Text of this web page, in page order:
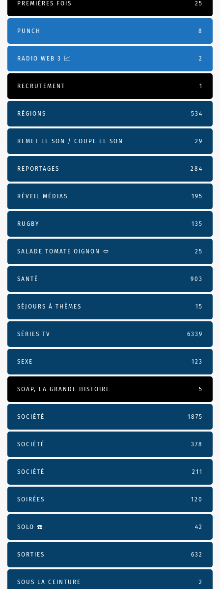
PREMIÈRES FOIS 25
PUNCH 8
RADIO WEB 3 📈 2
RECRUTEMENT 1
RÉGIONS 534
REMET LE SON / COUPE LE SON 29
REPORTAGES 284
RÉVEIL MÉDIAS 195
RUGBY 135
SALADE TOMATE OIGNON 🥙 25
SANTÉ 903
SÉJOURS À THÈMES 15
SÉRIES TV 6339
SEXE 123
SOAP, LA GRANDE HISTOIRE 5
SOCIÉTÉ 1875
SOCIÉTÉ 378
SOCIÉTÉ 211
SOIRÉES 120
SOLO ☎️ 42
SORTIES 632
SOUS LA CEINTURE 2